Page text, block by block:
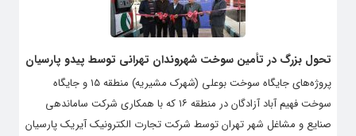
تحول بزرگ در تأمین سوخت شهروندان تهرانی توسط پیدو پارسیان
پروژه‌های جایگاه سوخت بوعلی (شهرک مشیریه) منطقه ۱۵ و جایگاه
سوخت فهیم آباد آزادگان در منطقه ۱۶ که با همکاری شرکت ساماندهی
صنایع و مشاغل شهر تهران توسط شرکت تجارت الکترونیک آیریک پارسیان